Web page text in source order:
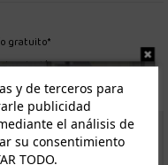
gratuito*
y de terceros para
publicidad
el análisis de
su consentimiento
TODO.